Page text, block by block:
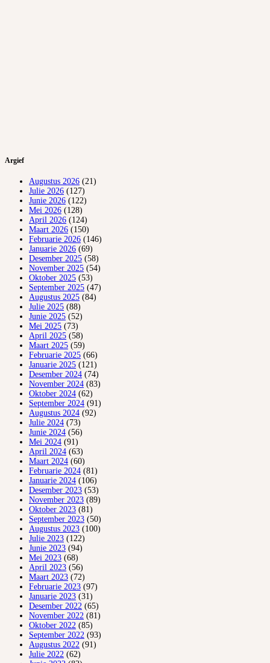
Argief
Augustus 2026 (21)
Julie 2026 (127)
Junie 2026 (122)
Mei 2026 (128)
April 2026 (124)
Maart 2026 (150)
Februarie 2026 (146)
Januarie 2026 (69)
Desember 2025 (58)
November 2025 (54)
Oktober 2025 (53)
September 2025 (47)
Augustus 2025 (84)
Julie 2025 (88)
Junie 2025 (52)
Mei 2025 (73)
April 2025 (58)
Maart 2025 (59)
Februarie 2025 (66)
Januarie 2025 (121)
Desember 2024 (74)
November 2024 (83)
Oktober 2024 (62)
September 2024 (91)
Augustus 2024 (92)
Julie 2024 (73)
Junie 2024 (56)
Mei 2024 (91)
April 2024 (63)
Maart 2024 (60)
Februarie 2024 (81)
Januarie 2024 (106)
Desember 2023 (53)
November 2023 (89)
Oktober 2023 (81)
September 2023 (50)
Augustus 2023 (100)
Julie 2023 (122)
Junie 2023 (94)
Mei 2023 (68)
April 2023 (56)
Maart 2023 (72)
Februarie 2023 (97)
Januarie 2023 (31)
Desember 2022 (65)
November 2022 (81)
Oktober 2022 (85)
September 2022 (93)
Augustus 2022 (91)
Julie 2022 (62)